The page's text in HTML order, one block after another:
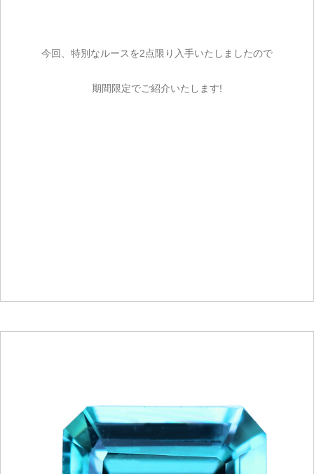
今回、特別なルースを2点限り入手いたしましたので
期間限定でご紹介いたします!